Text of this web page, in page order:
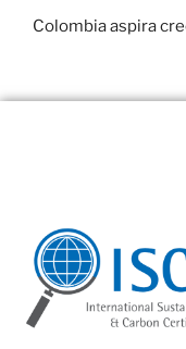
Colombia aspira